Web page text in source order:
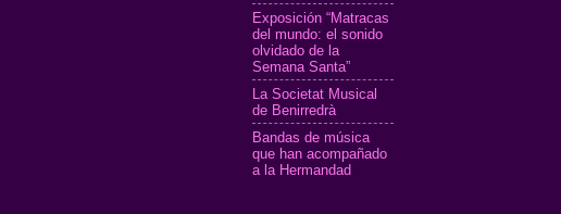
Exposición “Matracas
del mundo: el sonido
olvidado de la
Semana Santa”
La Societat Musical
de Benirredrà
Bandas de música
que han acompañado
a la Hermandad